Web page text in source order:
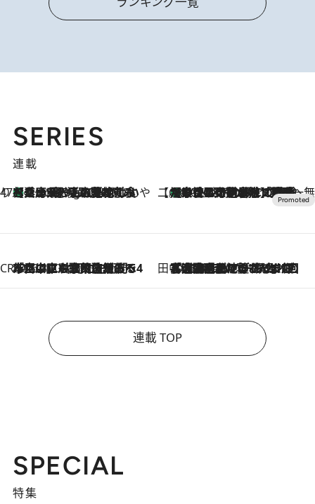
SERIES
連載
47都道府県の手みやげ ひんやりスイーツで夏を満喫
1 Hour Ago
【兵庫県】この夏絶対食べたい 冷やしておいしいおやつ3選 淡路島の恵みをジェラートに集約 【CREA×星野リゾート】唯一無二。癒しと発見が待つ場所へ
2026.8.7
【トンボの足水浴】ヒノキの香りに包まれて涼感マックス！約13℃の湧水かけ流しを避暑地「星野温泉 トンボの湯」で体験
CREA'S CHOICE
2026.8.7
「立川にも歌舞伎があるんだよ」 片岡仁左衛門・市川中車ら豪華座組みで4年目の立川立飛歌舞伎へ 田中稲の勝手に再ブーム
2026.8.7
「湘南乃風に憧れて」観客大盛上がりの“タオル回し”に、ラッパー顔負けの高速歌唱まで…さだまさし（74）のアグレッシブすぎる現在地
連載 TOP
SPECIAL
特集